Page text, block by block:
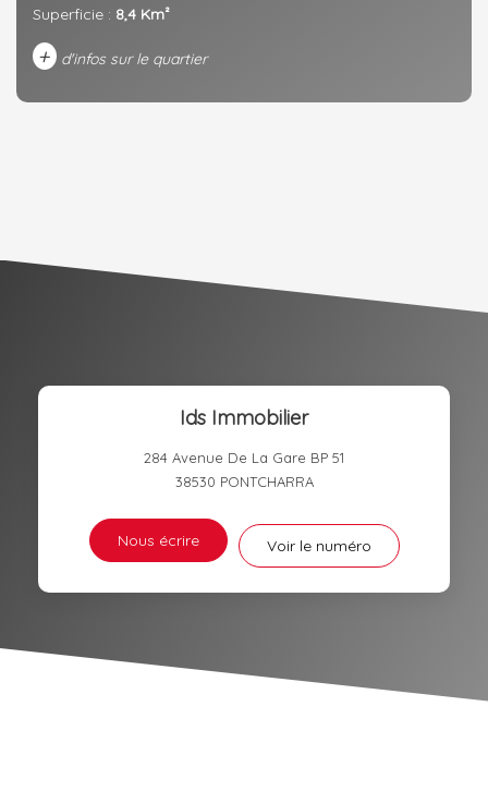
Superficie : 8,4 Km²
+ d'infos sur le quartier
PART DES MÉNAGES SANS
ECOLES ET CRÈCHES
Ids Immobilier
284 Avenue De La Gare BP 51
38530 PONTCHARRA
Nous écrire Voir le numéro